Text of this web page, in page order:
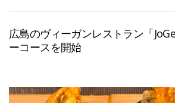
広島のヴィーガンレストラン「
ーコースを開始